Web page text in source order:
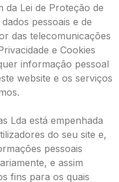
da Lei de Proteção de
pessoais e de
das telecomunicações
e Cookies
informação pessoal
website e os serviços
Lda está empenhada
do seu site e,
pessoais
e assim
fins para os quais